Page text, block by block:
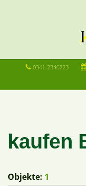
0341-2340223
kaufen
Objekte: 1